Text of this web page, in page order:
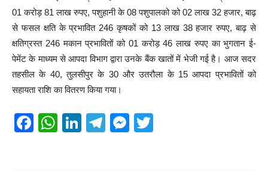
01 करोड़ 81 लाख रुपए, पशुहानी के 08 पशुपालको को 02 लाख 32 हजार, बाढ़
से फसल क्षति के प्रभावित 246 कृषकों को 13 लाख 38 हजार रुपए, बाढ़ से
क्षतिग्रस्त 246 मकान प्रभावितों को 01 करोड़ 46 लाख रुपए का भुगतान ई-
पेमेंट के माध्यम से आपदा विभाग द्वारा उनके बैंक खातों में भेजी गई है। आज सदर
तहसील के 40, तुलसीपुर के 30 और उतरौला के 15 आपदा प्रभावितों को
सहायता राशि का वितरण किया गया।
F
W
Li
T
M